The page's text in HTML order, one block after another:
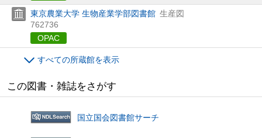
東京農業大学 生物産業学部図書館 生産図
762736
OPAC
すべての所蔵館を表示
この図書・雑誌をさがす
国立国会図書館サーチ